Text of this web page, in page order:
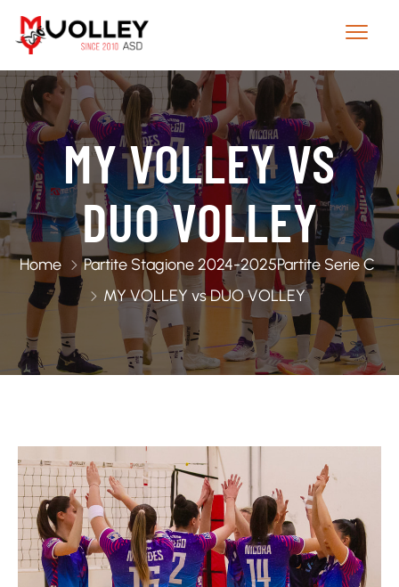
MY VOLLEY VS
DUO VOLLEY
Home Partite Stagione 2024-2025Partite Serie C
MY VOLLEY vs DUO VOLLEY